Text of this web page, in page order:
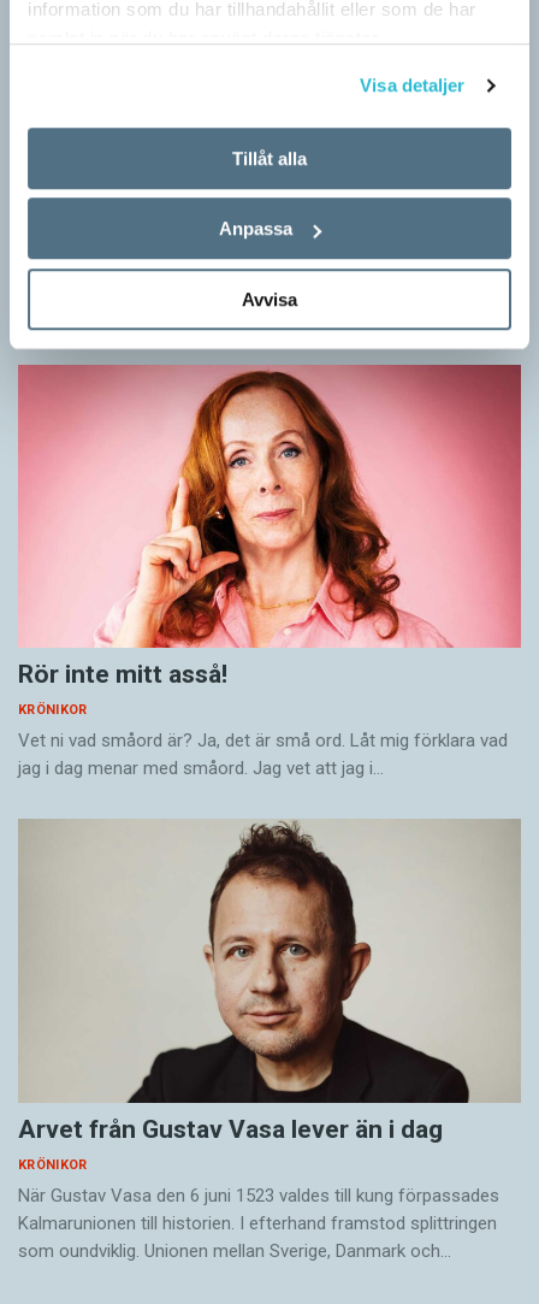
information som du har tillhandahållit eller som de har
Visa detaljer
Tillåt alla
Anpassa
Avvisa
Mesen är ingen fegis
Sveriges vanligaste vinterfågel är en mes. Alltså ingen fegis
Rör inte mitt asså!
KRÖNIKOR
Vet ni vad småord är? Ja, det är små ord. Låt mig förklara vad
jag i dag menar med småord. Jag vet att jag i…
Arvet från Gustav Vasa lever än i dag
KRÖNIKOR
När Gustav Vasa den 6 juni 1523 ­valdes till kung förpassades
Kalmar­unionen till historien. I efterhand framstod splittringen
som ound­viklig. ­Unionen ­mellan Sverige, Danmark och…